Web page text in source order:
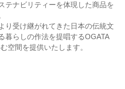
テナビリティーを体現した商品を
り受け継がれてきた日本の伝統文
暮らしの作法を提唱するOGATA
空間を提供いたします。